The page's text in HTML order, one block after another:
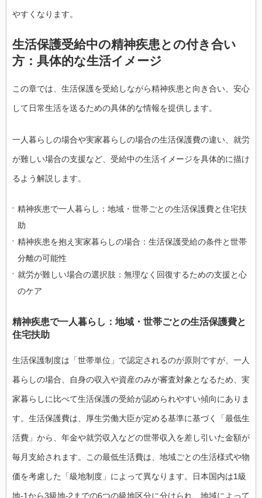
やすくなります。
生活保護受給中の精神疾患との付き合い
方：具体的な生活イメージ
この章では、生活保護を受給しながら精神疾患と向き合い、安心
して日常生活を送るための具体的な情報を提供します。
一人暮らしの場合や実家暮らしの場合の生活保護費の違い、就労
が難しい場合の支援など、受給中の生活イメージを具体的に描け
るよう解説します。
精神疾患で一人暮らし：地域・世帯ごとの生活保護費と住宅扶
助
精神疾患を抱え実家暮らしの場合：生活保護受給の条件と世帯
分離の可能性
就労が難しい場合の選択肢：無理なく回復するための支援と心
のケア
精神疾患で一人暮らし：地域・世帯ごとの生活保護費と
住宅扶助
生活保護制度は「世帯単位」で認定されるのが原則ですが、一人
暮らしの場合、自身の収入や資産のみが審査対象となるため、実
家暮らしに比べて生活保護の受給が認められやすい傾向にありま
す。生活保護費は、厚生労働大臣が定める基準に基づく「最低生
活費」から、年金や就労収入などの世帯収入を差し引いた金額が
毎月支給されます。この最低生活費は、地域ごとの生活様式や物
価を考慮した「級地制度」によって異なります。日本国内は1級
地-1から3級地-2までの6つの級地区分に分けられ、地域によって